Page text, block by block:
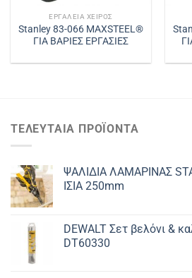
ΕΡΓΑΛΕΊΑ ΧΕΙΡΌΣ
Stanley 83-066 MAXSTEEL®
ΓΙΑ ΒΑΡΙΕΣ ΕΡΓΑΣΙΕΣ
ΤΕΛΕΥΤΑΊΑ ΠΡΟΪΌΝΤΑ
ΨΑΛΙΔΙΑ ΛΑΜΑΡΙΝΑΣ
ΙΣΙΑ 250mm
DEWALT Σετ βελόνι &
DT60330